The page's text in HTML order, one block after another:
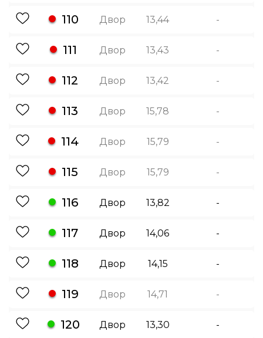
110 Двор 13,44 -
111 Двор 13,43 -
112 Двор 13,42 -
113 Двор 15,78 -
114 Двор 15,79 -
115 Двор 15,79 -
116 Двор 13,82 -
117 Двор 14,06 -
118 Двор 14,15 -
119 Двор 14,71 -
120 Двор 13,30 -